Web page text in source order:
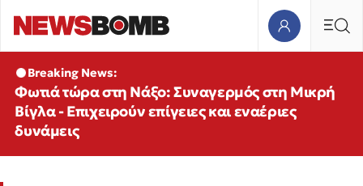
Breaking News:
Φωτιά τώρα στη Νάξο: Συναγερμός στη Μικρή
Βίγλα - Επιχειρούν επίγειες και εναέριες
δυνάμεις